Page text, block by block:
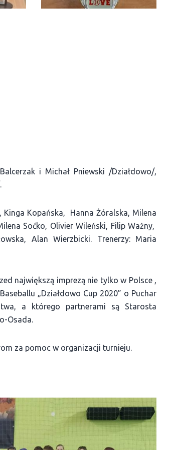
i Michał Pniewski /Działdowo/,
Kinga Kopańska, Hanna Żóralska, Milena
Soćko, Olivier Wileński, Filip Ważny,
Alan Wierzbicki. Trenerzy: Maria
największą imprezą nie tylko w Polsce ,
„Działdowo Cup 2020” o Puchar
a którego partnerami są Starosta
Osada.
za pomoc w organizacji turnieju.